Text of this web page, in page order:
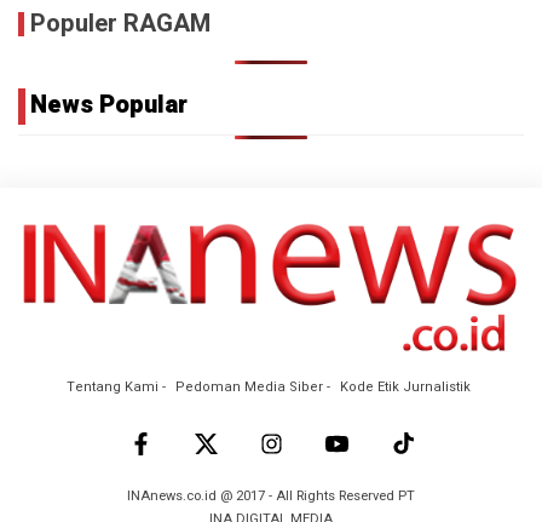
Populer RAGAM
News Popular
Tentang Kami Pedoman Media Siber Kode Etik Jurnalistik
INAnews.co.id @ 2017 - All Rights Reserved PT